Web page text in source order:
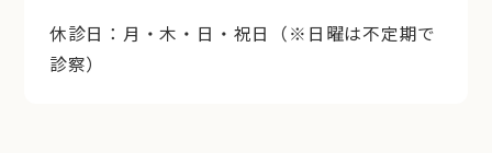
休診日：月・木・日・祝日（※日曜は不定期で
診察）